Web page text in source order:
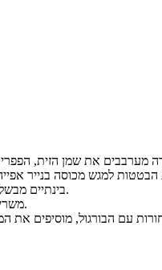
בינתיים מבשלים את העדשים השחורות במים רותחים למשך 25-30 דקות. טועמים כדי לבדוק אם זה מוכן.
משרים את הבורגול המלא עם 3 כוסות מים רותחים למשך כ- 20 דקות, מסננים ומעבירים לקערה.